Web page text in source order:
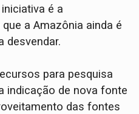
é a
a Amazônia ainda é
desvendar.
para pesquisa
indicação de nova fonte
das fontes